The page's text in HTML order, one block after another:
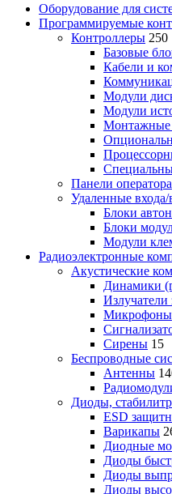
Оборудование для
Программируемые
Контроллеры 250
Базовые
Кабели и
Модули
Модули
Монтажные
Панели оператора
Удаленные входа/
Блоки
Блоки
Модули
Радиоэлектронные
Акустические
Динамики
Излучатели
Микрофоны
Сирены 15
Беспроводные
Антенны
Диоды,
ESD
Варикапы
Диодные
Диоды
Диоды
Диоды